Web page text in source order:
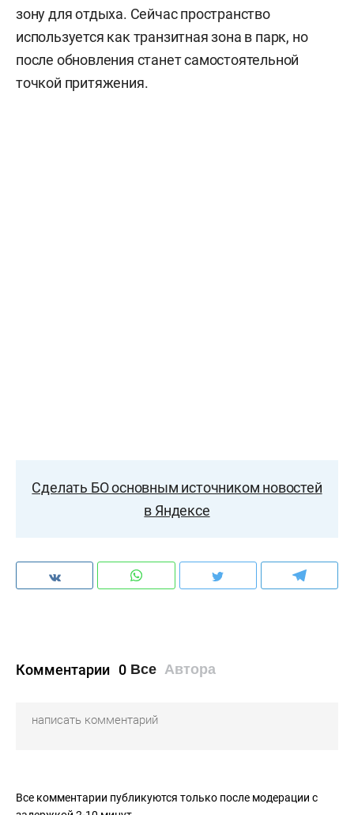
зону для отдыха. Сейчас пространство
используется как транзитная зона в парк, но
после обновления станет самостоятельной
точкой притяжения.
Сделать БО основным источником новостей
в Яндексе
Комментарии 0 Все Автора
Все комментарии публикуются только после модерации с